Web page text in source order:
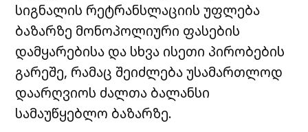
სიგნალის რეტრანსლაციის უფლება
ბაზარზე მონოპოლიური ფასების
დამყარებისა და სხვა ისეთი პირობების
გარეშე, რამაც შეიძლება უსამართლოდ
დაარღვიოს ძალთა ბალანსი
სამაუწყებლო ბაზარზე.